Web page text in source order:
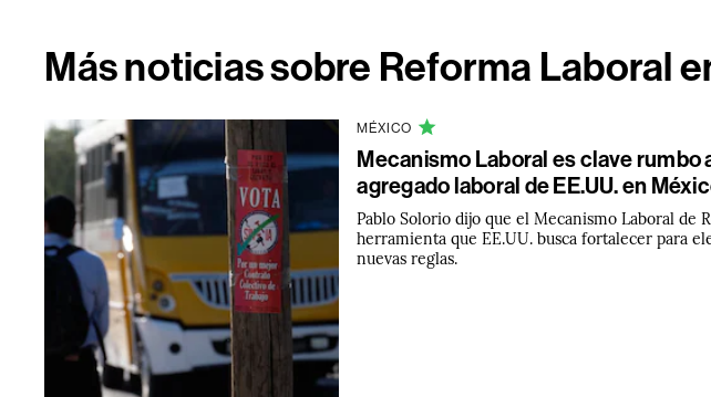
Más noticias sobre Reforma Laboral
MÉXICO
Mecanismo Laboral es clave rumbo
agregado laboral de EE.UU. en
Pablo Solorio dijo que el Mecanismo Laboral de
herramienta que EE.UU. busca fortalecer para
nuevas reglas.